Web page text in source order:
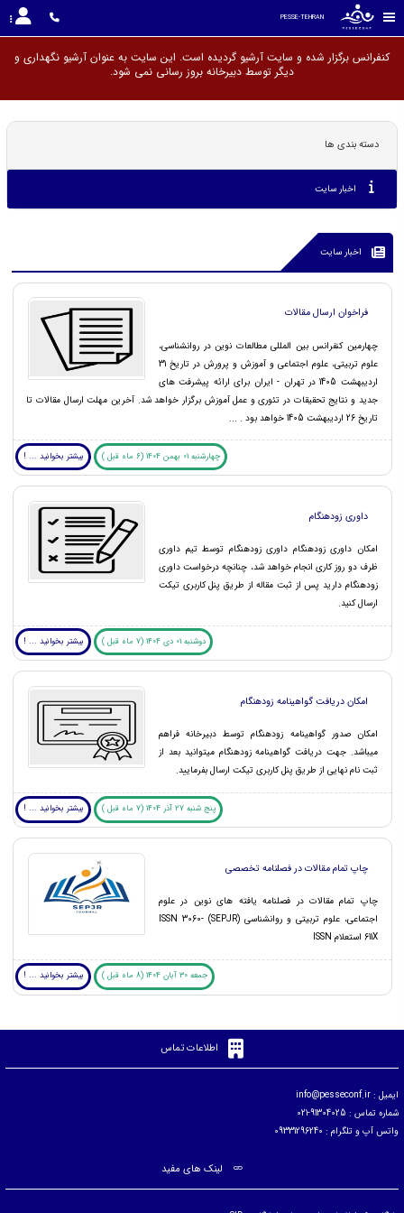
PESSE-TEHRAN
کنفرانس برگزار شده و سایت آرشیو گردیده است. این سایت به عنوان آرشیو نگهداری و
دیگر توسط دبیرخانه بروز رسانی ن
دسته بندی ها
اخبار سایت
اخبار سایت
فراخوان ارسال مقالات
چهارمین کنفرانس بین المللی مطالعات نوین در روانشناسی،
علوم تربیتی، علوم اجتماعی و آموزش و پرورش در تاریخ 31
اردیبهشت 1405 در تهران - ایران برای ارائه پیشرفت های
جدید و نتایج تحقیقات در تئوری و عمل آموزش برگزار خواهد شد. آخرین مهلت ارسال مقالات تا
تاریخ 26 اردیبهشت 1405 خواهد بود . ...
چهارشنبه 01 بهمن 1404 (6 ماه قبل ) بیشتر بخوانید ... !
داوری زودهنگام
امکان داوری زودهنگام داوری زودهنگام توسط تیم داوری
ظرف دو روز کاری انجام خواهد شد، چنانچه درخواست داوری
زودهنگام دارید پس از ثبت مقاله از طریق پنل کاربری تیکت
ارسال کنید.
دوشنبه 01 دی 1404 (7 ماه قبل ) بیشتر بخوانید ... !
امکان دریافت گواهینامه زودهنگام
امکان صدور گواهینامه زودهنگام توسط دبیرخانه فراهم
میباشد. جهت دریافت گواهینامه زودهنگام میتوانید بعد از
ثبت نام نهایی از طریق پنل کاربری تیکت ارسال بفرمایید.
پنج شنبه 27 آذر 1404 (7 ماه قبل ) بیشتر بخوانید ... !
چاپ تمام مقالات در فصلنامه تخصصی
چاپ تمام مقالات در فصلنامه یافته های نوین در علوم
اجتماعی، علوم تربیتی و روانشناسی (SEPJR) ISSN 3060-
611X استعلام ISSN
جمعه 30 آبان 1404 (8 ماه قبل ) بیشتر بخوانید ... !
اطلاعات تماس
ایمیل : info@pesseconf.ir
شماره تماس : 91304025-021
واتس آپ و تلگرام : 09331296240
لینک های مفید